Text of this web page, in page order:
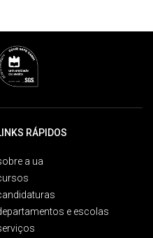
RÁPIDOS
a ua
e escolas